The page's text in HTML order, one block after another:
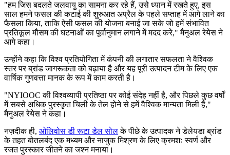
"हम जिस बदलते जलवायु का सामना कर रहे हैं, उसे ध्यान में रखते हुए, इस
साल हमने फसल की कटाई की शुरुआत अप्रैल के पहले सप्ताह में आगे लाने का
फैसला किया, ताकि ऐसी फसल की योजना बनाई जा सके जो हमें संभावित
प्रतिकूल मौसम की घटनाओं का पूर्वानुमान लगाने में मदद करे," मैनुअल रेयेस ने
आगे कहा।
उन्होंने कहा कि विश्व प्रतियोगिता में कंपनी की लगातार सफलता ने वैश्विक
स्तर पर ब्रांड जागरूकता को बढ़ाया है और यह पूरी उत्पादन टीम के लिए एक
वार्षिक गुणवत्ता मानक के रूप में काम करती है।
"NYIOOC की विश्वव्यापी प्रतिष्ठा पर कोई संदेह नहीं है, और पिछले कुछ वर्षों
में सबसे अधिक पुरस्कृत चिली के तेल होने से हमें वैश्विक मान्यता मिली है,"
मैनुअल रेयेस ने कहा।
नज़दीक ही, ओलिवोस डी रूटा डेल सोलके पीछे के उत्पादक ने डेलेयडा ब्रांड
के तहत बोतलबंद एक मध्यम और नाजुक मिश्रण के लिए क्रमशः स्वर्ण और
रजत पुरस्कार जीतने का जश्न मनाया।